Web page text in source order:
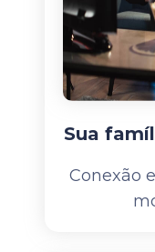
Sua
Conexão